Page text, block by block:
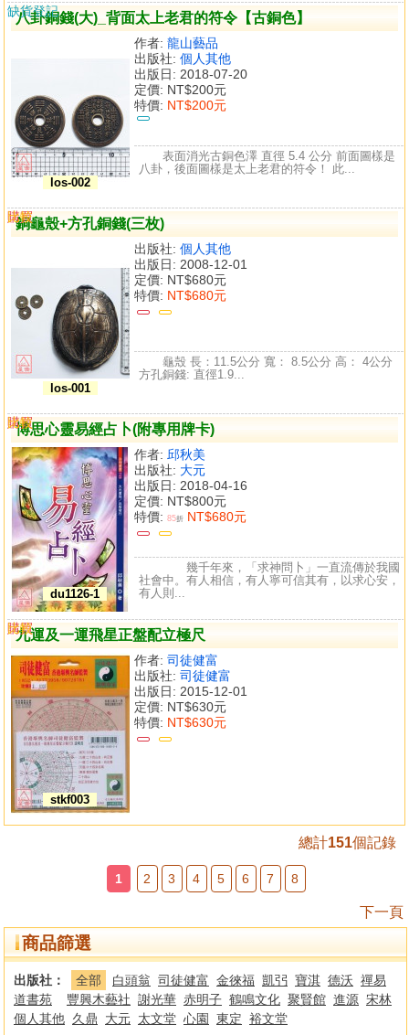
八卦銅錢(大)_背面太上老君的符令【古銅色】
los-002
作者: 龍山藝品
出版社: 個人其他
出版日: 2018-07-20
定價: NT$200元
特價: NT$200元
缺貨登記
表面消光古銅色澤 直徑 5.4 公分 前面圖樣是
八卦，後面圖樣是太上老君的符令！ 此...
銅龜殼+方孔銅錢(三枚)
los-001
出版社: 個人其他
出版日: 2008-12-01
定價: NT$680元
特價: NT$680元
購買
比較
龜殼 長：11.5公分 寬： 8.5公分 高： 4公分
方孔銅錢: 直徑1.9...
博思心靈易經占卜(附專用牌卡)
du1126-1
作者: 邱秋美
出版社: 大元
出版日: 2018-04-16
定價: NT$800元
特價: 85折 NT$680元
購買
比較
幾千年來，「求神問卜」一直流傳於我國
社會中。有人相信，有人寧可信其有，以求心安，
有人則...
九運及一運飛星正盤配立極尺
stkf003
作者: 司徒健富
出版社: 司徒健富
出版日: 2015-12-01
定價: NT$630元
特價: NT$630元
購買
比較
總計151個記錄
1 2 3 4 5 6 7 8
下一頁
商品篩選
出版社： 全部 白頭翁 司徒健富 金徠福 凱弜 寶淇 德沃 禪易
道書苑
豐興木藝社 謝光華 赤明子 鶴鳴文化 聚賢館 進源 宋林
個人其他 久鼎 大元 太文堂 心園 東定 裕文堂